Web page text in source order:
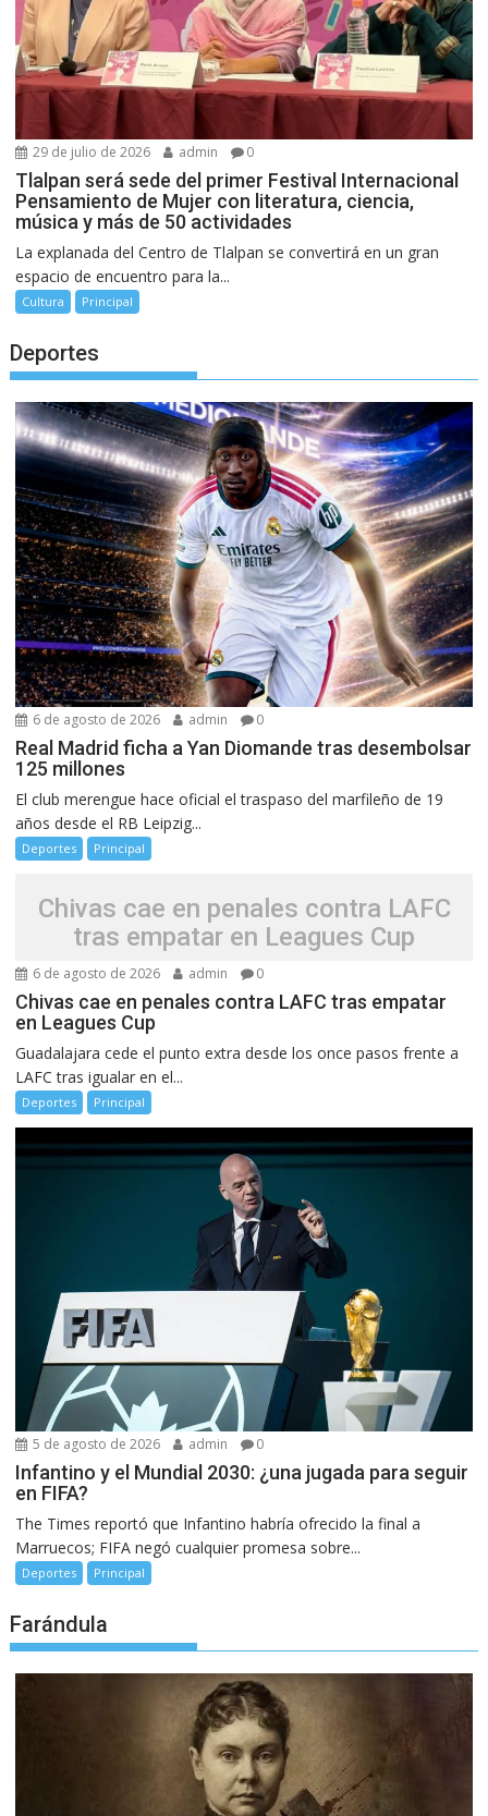
29 de julio de 2026 admin 0
Tlalpan será sede del primer Festival Internacional
Pensamiento de Mujer con literatura, ciencia,
música y más de 50 actividades
La explanada del Centro de Tlalpan se convertirá en un gran
espacio de encuentro para la...
Cultura Principal
Deportes
6 de agosto de 2026 admin 0
Real Madrid ficha a Yan Diomande tras desembolsar
125 millones
El club merengue hace oficial el traspaso del marfileño de 19
años desde el RB Leipzig...
Deportes Principal
Chivas cae en penales contra LAFC
tras empatar en Leagues Cup
6 de agosto de 2026 admin 0
Chivas cae en penales contra LAFC tras empatar
en Leagues Cup
Guadalajara cede el punto extra desde los once pasos frente a
LAFC tras igualar en el...
Deportes Principal
5 de agosto de 2026 admin 0
Infantino y el Mundial 2030: ¿una jugada para seguir
en FIFA?
The Times reportó que Infantino habría ofrecido la final a
Marruecos; FIFA negó cualquier promesa sobre...
Deportes Principal
Farándula